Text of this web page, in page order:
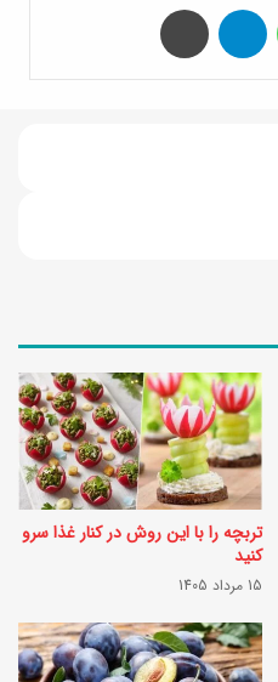
ه
ی
ه
ح
ل
و
ی
گ
تربچه را با این روش در کنار غذا سرو
کنید
15 مرداد 1405